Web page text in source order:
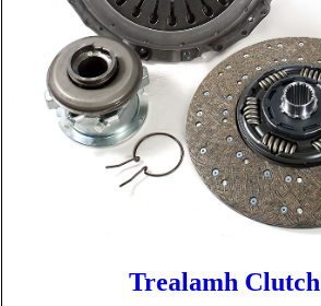
Trealamh Clutch